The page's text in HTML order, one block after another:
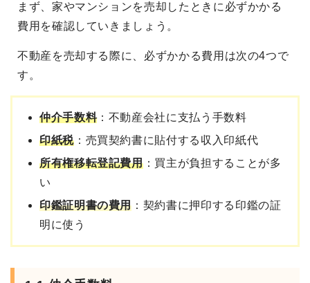
まず、家やマンションを売却したときに必ずかかる
費用を確認していきましょう。
不動産を売却する際に、必ずかかる費用は次の4つで
す。
仲介手数料：不動産会社に支払う手数料
印紙税：売買契約書に貼付する収入印紙代
所有権移転登記費用：買主が負担することが多
い
印鑑証明書の費用 ：契約書に押印する印鑑の証
明に使う